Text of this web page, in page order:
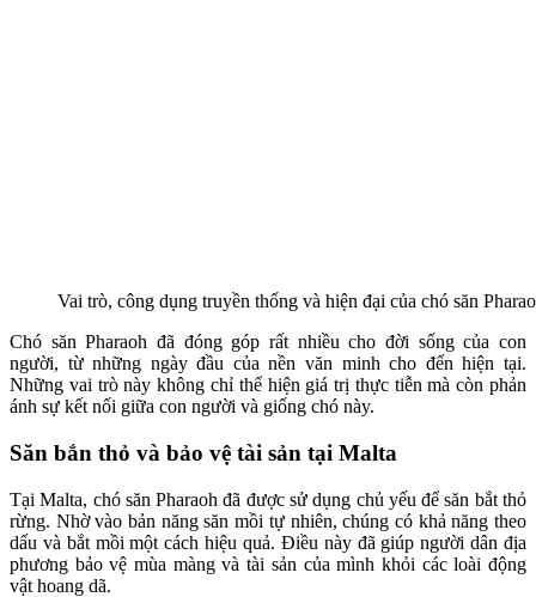
Vai trò, công dụng truyền thống và hiện đại của chó săn
Chó săn Pharaoh đã đóng góp rất nhiều cho đời sống của con
người, từ những ngày đầu của nền văn minh cho đến hiện tại.
Những vai trò này không chỉ thể hiện giá trị thực tiễn mà còn phản
ánh sự kết nối giữa con người và giống chó này.
Săn bắn thỏ và bảo vệ tài sản tại Malta
Tại Malta, chó săn Pharaoh đã được sử dụng chủ yếu để săn bắt thỏ
rừng. Nhờ vào bản năng săn mồi tự nhiên, chúng có khả năng theo
dấu và bắt mồi một cách hiệu quả. Điều này đã giúp người dân địa
phương bảo vệ mùa màng và tài sản của mình khỏi các loài động
vật hoang dã.